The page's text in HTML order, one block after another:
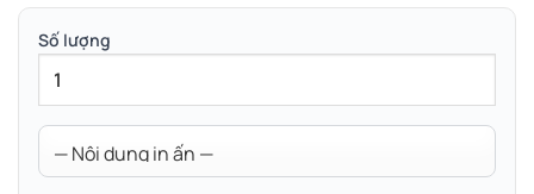
Số lượng